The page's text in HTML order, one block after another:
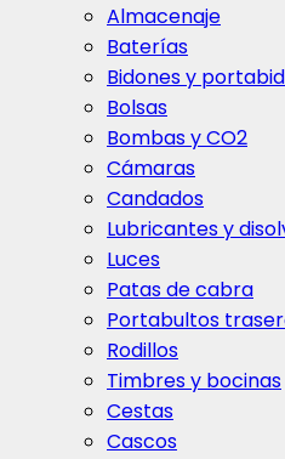
Almacenaje
Baterías
Bidones y
Bolsas
Bombas y CO2
Cámaras
Candados
Lubricantes y
Luces
Patas de cabra
Portabultos
Rodillos
Timbres y bocinas
Cestas
Cascos